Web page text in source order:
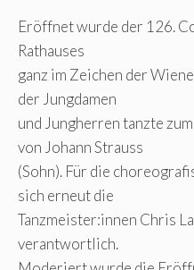
Eröffnet wurde der 126.
Rathauses
ganz im Zeichen der
der Jungdamen
und Jungherren tanzte
von Johann Strauss
(Sohn). Für die
sich erneut die
Tanzmeister:innen Chris
verantwortlich.